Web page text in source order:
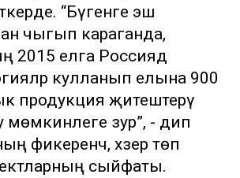
“Бүгенге эш
чыгып караганда,
2015 елга Россиядә
кулланып елына 900
продукция җитештерү
мөмкинлеге зур”, - дип
фикеренчә, хәзер төп
сыйфаты.